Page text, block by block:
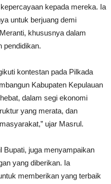
kepada mereka. Ia
untuk berjuang demi
khususnya dalam
pendidikan.
kontestan pada Pilkada
Kabupaten Kepulauan
dalam segi ekonomi
yang merata, dan
ujar Masrul.
Bupati, juga menyampaikan
yang diberikan. Ia
memberikan yang terbaik